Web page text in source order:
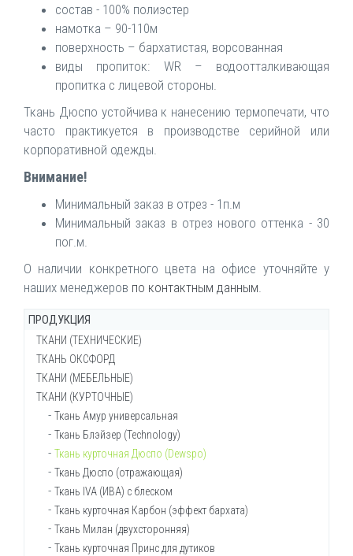
состав - 100% полиэстер
намотка – 90-110м
поверхность – бархатистая, ворсованная
виды пропиток: WR – водоотталкивающая
пропитка с лицевой стороны.
Ткань Дюспо устойчива к нанесению термопечати, что
часто практикуется в производстве серийной или
корпоративной одежды.
Внимание!
Минимальный заказ в отрез - 1п.м
Минимальный заказ в отрез нового оттенка - 30
пог.м.
О наличии конкретного цвета на офисе уточняйте у
наших менеджеров по контактным данным.
ПРОДУКЦИЯ
ТКАНИ (ТЕХНИЧЕСКИЕ)
Брезент ОП (огнеупорный)
Брезент ВО (водостойкий)
Брезент суровый
Ткань Канвас (брезент сумочный)
Ткань Канвас
Ткань Кирза
Ткань Кондор
Ткань Кондор арт.30с30
Ткань Кордура 500D
Ткань техническая Молескин
Ткань тентовая РИВЕРТЕКС
ТКАНЬ ОКСФОРД
Ткань Оксфорд 200-210d
Ткань Оксфорд 210d КМФ
Ткань Оксфорд 240d
Ткань Оксфорд 240d КМФ
Ткань Оксфорд 240d флуоресцентный
Ткань Оксфорд 300d
Ткань Оксфорд 300д РИП-СТОП
Ткань Оксфорд в полоску
Ткань Оксфорд 420d
Ткань Оксфорд 420d ПВХ
ТКАНИ (МЕБЕЛЬНЫЕ)
Войлок мебельный
Ворсовое полотно Велютин
Декоративная мебельная рогожка
Искусственная кожа
Материал Спанбонд (СпанБел)
Мебельная ткань SAW (рогожка)
Мебельная ткань SО (велюр)
Мебельная ткань Mal.New (рогожка)
ТКАНИ (КУРТОЧНЫЕ)
Ткань Амур универсальная
Ткань Блэйзер (Technology)
Ткань курточная Дюспо (Dewspo)
Ткань Дюспо (отражающая)
Ткань IVA (ИВА) с блеском
Ткань курточная Карбон (эффект бархата)
Ткань Милан (двухсторонняя)
Ткань курточная Принс для дутиков